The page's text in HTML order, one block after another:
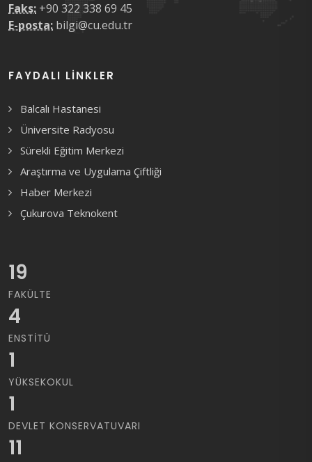
Faks: +90 322 338 69 45
E-posta: bilgi@cu.edu.tr
FAYDALI LINKLER
Balcalı Hastanesi
Üniversite Radyosu
Sürekli Eğitim Merkezi
Araştırma ve Uygulama Çiftliği
Haber Merkezi
Çukurova Teknokent
19
FAKÜLTE
4
ENSTITÜ
1
YÜKSEKOKUL
1
DEVLET KONSERVATUVARI
11